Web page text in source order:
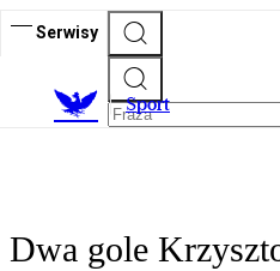
Serwisy
Sport
Dwa gole